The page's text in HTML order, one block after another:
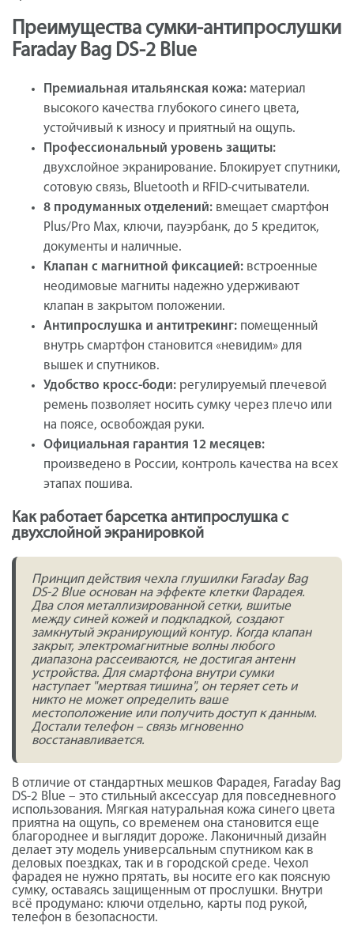
Преимущества сумки-антипрослушки
Faraday Bag DS-2 Blue
Премиальная итальянская кожа: материал
высокого качества глубокого синего цвета,
устойчивый к износу и приятный на ощупь.
Профессиональный уровень защиты:
двухслойное экранирование. Блокирует спутники,
сотовую связь, Bluetooth и RFID-считыватели.
8 продуманных отделений: вмещает смартфон
Plus/Pro Max, ключи, пауэрбанк, до 5 кредиток,
документы и наличные.
Клапан с магнитной фиксацией: встроенные
неодимовые магниты надежно удерживают
клапан в закрытом положении.
Антипрослушка и антитрекинг: помещенный
внутрь смартфон становится «невидим» для
вышек и спутников.
Удобство кросс-боди: регулируемый плечевой
ремень позволяет носить сумку через плечо или
на поясе, освобождая руки.
Официальная гарантия 12 месяцев:
произведено в России, контроль качества на всех
этапах пошива.
Как работает барсетка антипрослушка с
двухслойной экранировкой
Принцип действия чехла глушилки Faraday Bag
DS-2 Blue основан на эффекте клетки Фарадея.
Два слоя металлизированной сетки, вшитые
между синей кожей и подкладкой, создают
замкнутый экранирующий контур. Когда клапан
закрыт, электромагнитные волны любого
диапазона рассеиваются, не достигая антенн
устройства. Для смартфона внутри сумки
наступает "мертвая тишина", он теряет сеть и
никто не может определить ваше
местоположение или получить доступ к данным.
Достали телефон – связь мгновенно
восстанавливается.
В отличие от стандартных мешков Фарадея, Faraday Bag
DS-2 Blue – это стильный аксессуар для повседневного
использования. Мягкая натуральная кожа синего цвета
приятна на ощупь, со временем она становится еще
благороднее и выглядит дороже. Лаконичный дизайн
делает эту модель универсальным спутником как в
деловых поездках, так и в городской среде. Чехол
фарадея не нужно прятать, вы носите его как поясную
сумку, оставаясь защищенным от прослушки. Внутри
всё продумано: ключи отдельно, карты под рукой,
телефон в безопасности.